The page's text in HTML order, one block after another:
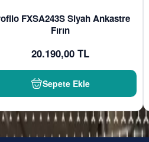
FXSA243S Siyah Ankastre
Fırın
20.190,00 TL
Sepete Ekle